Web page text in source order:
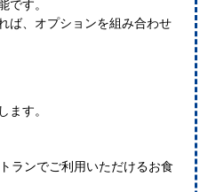
です。
ば、オプションを組み合わせ
ます。
ランでご利用いただけるお食